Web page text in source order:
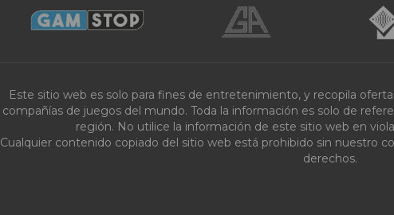
Este sitio web es solo para fines de entretenimiento, y recopila
compañías de juegos del mundo. Toda la información es solo de
región. No utilice la información de este sitio web en
Cualquier contenido copiado del sitio web está prohibido sin nuestro
derechos.